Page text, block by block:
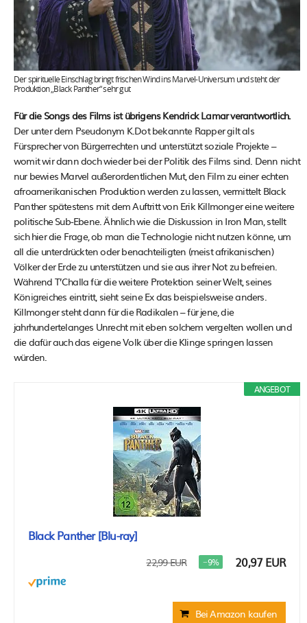
Der spirituelle Einschlag bringt frischen Wind ins Marvel-Universum und steht der
Produktion „Black Panther“ sehr gut
Für die Songs des Films ist übrigens Kendrick Lamar verantwortlich.
Der unter dem Pseudonym K.Dot bekannte Rapper gilt als
Fürsprecher von Bürgerrechten und unterstützt soziale Projekte –
womit wir dann doch wieder bei der Politik des Films sind. Denn nicht
nur bewies Marvel außerordentlichen Mut, den Film zu einer echten
afroamerikanischen Produktion werden zu lassen, vermittelt Black
Panther spätestens mit dem Auftritt von Erik Killmonger eine weitere
politische Sub-Ebene. Ähnlich wie die Diskussion in Iron Man, stellt
sich hier die Frage, ob man die Technologie nicht nutzen könne, um
all die unterdrückten oder benachteiligten (meist afrikanischen)
Völker der Erde zu unterstützen und sie aus ihrer Not zu befreien.
Während T’Challa für die weitere Protektion seiner Welt, seines
Königreiches eintritt, sieht seine Ex das beispielsweise anders.
Killmonger steht dann für die Radikalen – für jene, die
jahrhundertelanges Unrecht mit eben solchem vergelten wollen und
die dafür auch das eigene Volk über die Klinge springen lassen
würden.
ANGEBOT
Black Panther [Blu-ray]
22,99 EUR −9% 20,97 EUR
Bei Amazon kaufen